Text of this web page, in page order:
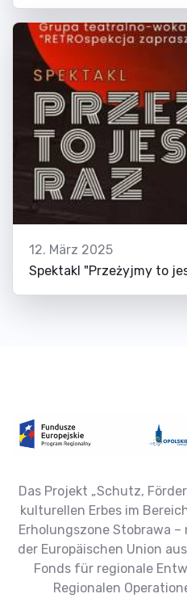
12. März 2025
Spektakl "Przeżyjmy to
Das Projekt „Schutz,
kulturellen Erbes im
Erholungszone Stobrawa
der Europäischen Union
Fonds für regionale
Regionalen